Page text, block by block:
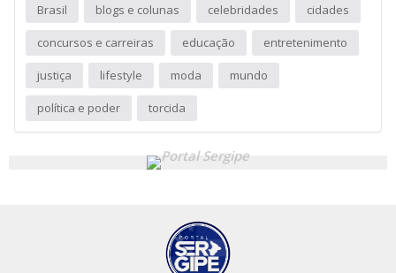
Brasil blogs e colunas celebridades cidades
concursos e carreiras educação entretenimento
justiça lifestyle moda mundo
política e poder torcida